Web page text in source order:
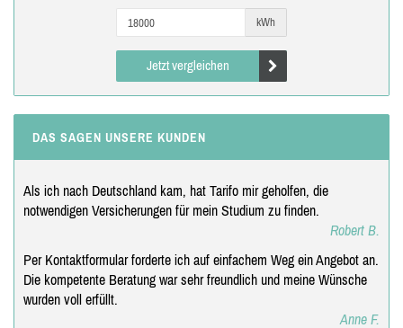
kWh
Jetzt vergleichen
DAS SAGEN UNSERE KUNDEN
Als ich nach Deutschland kam, hat Tarifo mir geholfen, die
notwendigen Versicherungen für mein Studium zu finden.
Robert B.
Per Kontaktformular forderte ich auf einfachem Weg ein Angebot an.
Die kompetente Beratung war sehr freundlich und meine Wünsche
wurden voll erfüllt.
Anne F.